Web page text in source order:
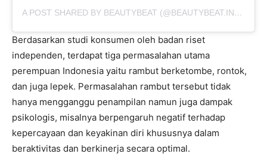
A POST SHARED BY BEAUTYBEAT (@BEAUTYBEAT.IND)
Berdasarkan studi konsumen oleh badan riset
independen, terdapat tiga permasalahan utama
perempuan Indonesia yaitu rambut berketombe, rontok,
dan juga lepek. Permasalahan rambut tersebut tidak
hanya mengganggu penampilan namun juga dampak
psikologis, misalnya berpengaruh negatif terhadap
kepercayaan dan keyakinan diri khususnya dalam
beraktivitas dan berkinerja secara optimal.